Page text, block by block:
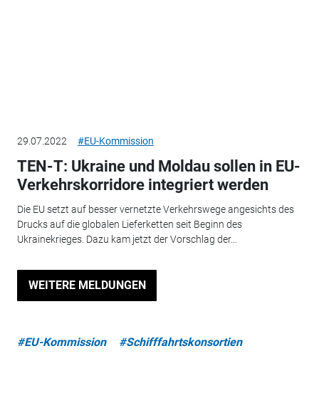
29.07.2022 #EU-Kommission
TEN-T: Ukraine und Moldau sollen in EU-
Verkehrskorridore integriert werden
Die EU setzt auf besser vernetzte Verkehrswege angesichts des
Drucks auf die globalen Lieferketten seit Beginn des
Ukrainekrieges. Dazu kam jetzt der Vorschlag der...
WEITERE MELDUNGEN
#EU-Kommission #Schifffahrtskonsortien